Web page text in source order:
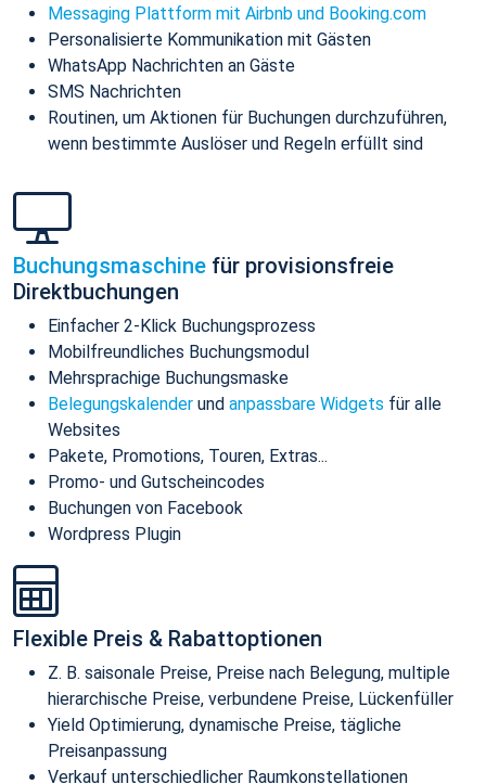
Messaging Plattform mit Airbnb und Booking.com
Personalisierte Kommunikation mit Gästen
WhatsApp Nachrichten an Gäste
SMS Nachrichten
Routinen, um Aktionen für Buchungen durchzuführen,
wenn bestimmte Auslöser und Regeln erfüllt sind
Buchungsmaschine für provisionsfreie
Direktbuchungen
Einfacher 2-Klick Buchungsprozess
Mobilfreundliches Buchungsmodul
Mehrsprachige Buchungsmaske
Belegungskalender und anpassbare Widgets für alle
Websites
Pakete, Promotions, Touren, Extras...
Promo- und Gutscheincodes
Buchungen von Facebook
Wordpress Plugin
Flexible Preis & Rabattoptionen
Z. B. saisonale Preise, Preise nach Belegung, multiple
hierarchische Preise, verbundene Preise, Lückenfüller
Yield Optimierung, dynamische Preise, tägliche
Preisanpassung
Verkauf unterschiedlicher Raumkonstellationen